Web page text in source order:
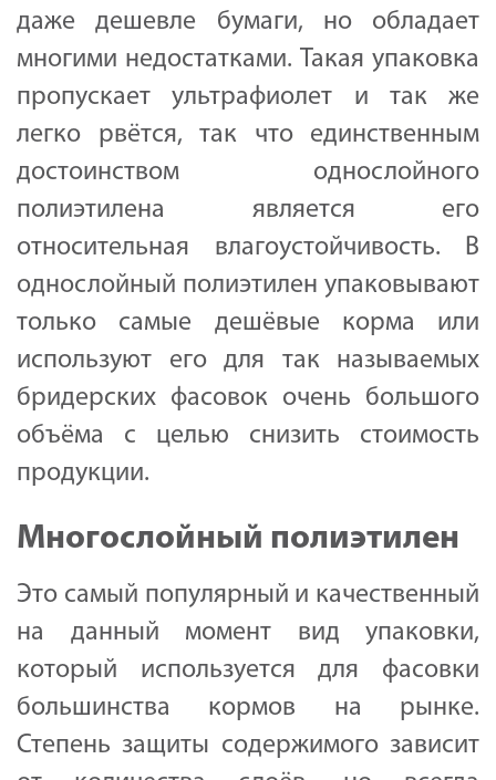
даже дешевле бумаги, но обладает
многими недостатками. Такая упаковка
пропускает ультрафиолет и так же
легко рвётся, так что единственным
достоинством однослойного
полиэтилена является его
относительная влагоустойчивость. В
однослойный полиэтилен упаковывают
только самые дешёвые корма или
используют его для так называемых
бридерских фасовок очень большого
объёма с целью снизить стоимость
продукции.
Многослойный полиэтилен
Это самый популярный и качественный
на данный момент вид упаковки,
который используется для фасовки
большинства кормов на рынке.
Степень защиты содержимого зависит